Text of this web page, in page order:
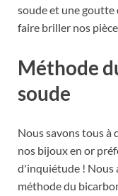
soude et une goutte
faire briller nos
Méthode
soude
Nous savons tous
nos bijoux en or
d'inquiétude ! Nous
méthode du